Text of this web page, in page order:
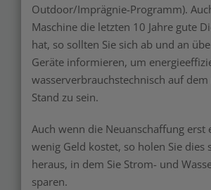
Outdoor/Imprägnie-Programm).
Maschine die letzten 10 Jahre gute
hat, so sollten Sie sich ab und an
Geräte informieren, um
wasserverbrauchstechnisch auf dem
Stand zu sein.
Auch wenn die Neuanschaffung erst
wenig Geld kostet, so holen Sie dies
heraus, in dem Sie Strom- und
sparen.